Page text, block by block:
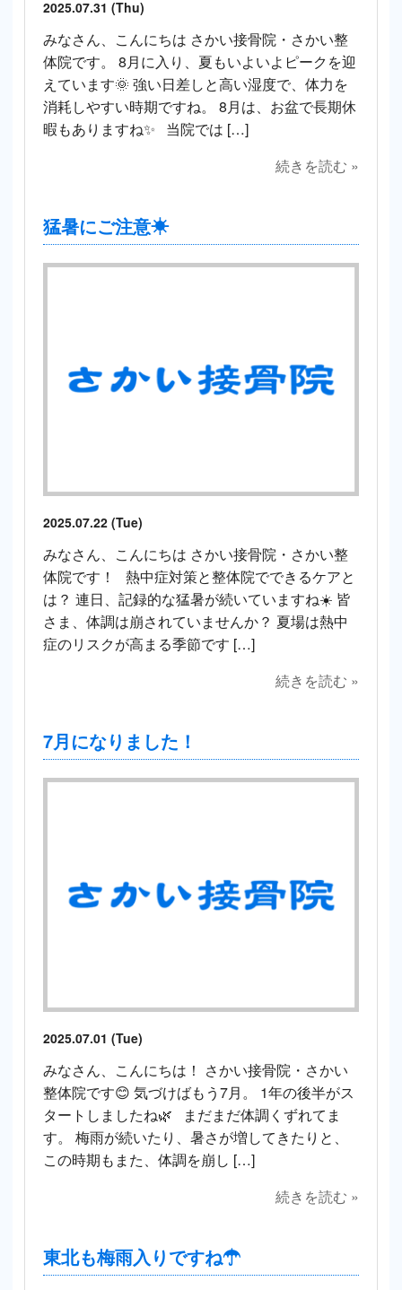
2025.07.31 (Thu)
みなさん、こんにちは さかい接骨院・さかい整
体院です。 8月に入り、夏もいよいよピークを迎
えています🌞 強い日差しと高い湿度で、体力を
消耗しやすい時期ですね。 8月は、お盆で長期休
暇もありますね✨ 当院では […]
続きを読む »
猛暑にご注意☀
2025.07.22 (Tue)
みなさん、こんにちは さかい接骨院・さかい整
体院です！ 熱中症対策と整体院でできるケアと
は？ 連日、記録的な猛暑が続いていますね☀️ 皆
さま、体調は崩されていませんか？ 夏場は熱中
症のリスクが高まる季節です […]
続きを読む »
7月になりました！
2025.07.01 (Tue)
みなさん、こんにちは！ さかい接骨院・さかい
整体院です😊 気づけばもう7月。 1年の後半がス
タートしましたね🌿 まだまだ体調くずれてま
す。 梅雨が続いたり、暑さが増してきたりと、
この時期もまた、体調を崩し […]
続きを読む »
東北も梅雨入りですね☂